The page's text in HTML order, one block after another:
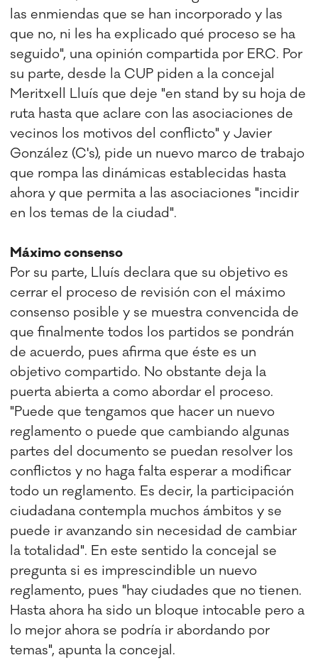
las enmiendas que se han incorporado y las
que no, ni les ha explicado qué proceso se ha
seguido", una opinión compartida por ERC. Por
su parte, desde la CUP piden a la concejal
Meritxell Lluís que deje "en stand by su hoja de
ruta hasta que aclare con las asociaciones de
vecinos los motivos del conflicto" y Javier
González (C's), pide un nuevo marco de trabajo
que rompa las dinámicas establecidas hasta
ahora y que permita a las asociaciones "incidir
en los temas de la ciudad".
Máximo consenso
Por su parte, Lluís declara que su objetivo es
cerrar el proceso de revisión con el máximo
consenso posible y se muestra convencida de
que finalmente todos los partidos se pondrán
de acuerdo, pues afirma que éste es un
objetivo compartido. No obstante deja la
puerta abierta a como abordar el proceso.
"Puede que tengamos que hacer un nuevo
reglamento o puede que cambiando algunas
partes del documento se puedan resolver los
conflictos y no haga falta esperar a modificar
todo un reglamento. Es decir, la participación
ciudadana contempla muchos ámbitos y se
puede ir avanzando sin necesidad de cambiar
la totalidad". En este sentido la concejal se
pregunta si es imprescindible un nuevo
reglamento, pues "hay ciudades que no tienen.
Hasta ahora ha sido un bloque intocable pero a
lo mejor ahora se podría ir abordando por
temas", apunta la concejal.